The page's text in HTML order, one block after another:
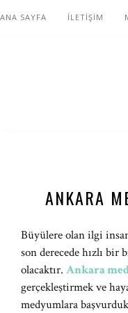
ANA SAYFA İLETİŞİM
ANKARA
Büyülere olan ilgi
son derecede hızlı bir
olacaktır. Ankara
gerçekleştirmek ve
medyumlara